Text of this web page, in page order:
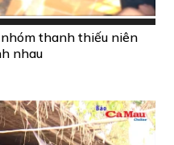
thanh thiếu niên
nhau